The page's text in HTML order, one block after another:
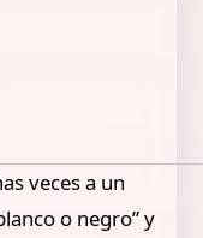
veces a un
o negro” y